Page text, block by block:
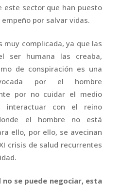
este sector que han puesto
por salvar vidas.
muy complicada, ya que las
ser humana las creaba,
de conspiración es una
por el hombre
por no cuidar el medio
interactuar con el reino
el hombre no está
ello, por ello, se avecinan
crisis de salud recurrentes
no se puede negociar, esta